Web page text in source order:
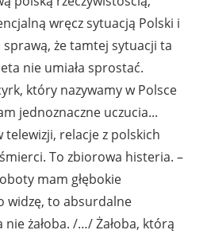
wręcz sytuacją Polski i
sprawą, że tamtej sytuacji ta
nie umiała sprostać.
który nazywamy w Polsce
jednoznaczne uczucia...
telewizji, relacje z polskich
To zbiorowa histeria. –
mam głębokie
widzę, to absurdalne
żałoba. /…/ Żałoba, którą